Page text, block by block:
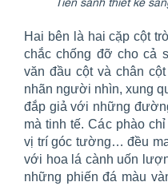
Hai bên là hai cặp cột
chắc chống đỡ cho cả
văn đầu cột và chân
nhãn người nhìn, xung
đắp giả với những
mà tinh tế. Các phào
vị trí góc tường… đều
với hoa lá cành uốn
những phiến đá màu